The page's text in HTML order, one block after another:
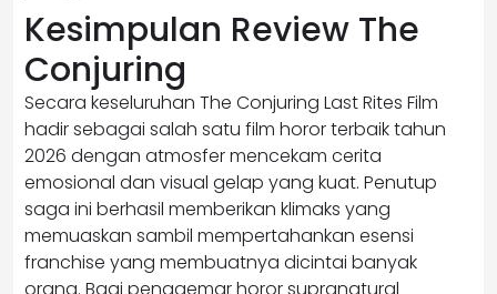
Kesimpulan Review The
Conjuring
Secara keseluruhan The Conjuring Last Rites Film
hadir sebagai salah satu film horor terbaik tahun
2026 dengan atmosfer mencekam cerita
emosional dan visual gelap yang kuat. Penutup
saga ini berhasil memberikan klimaks yang
memuaskan sambil mempertahankan esensi
franchise yang membuatnya dicintai banyak